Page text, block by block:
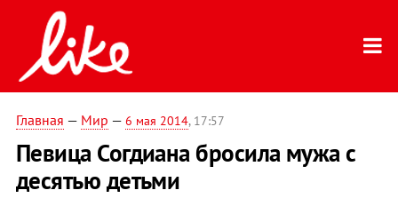
Главная — Мир — 6 мая 2014, 17:57
Певица Согдиана бросила мужа с
десятью детьми